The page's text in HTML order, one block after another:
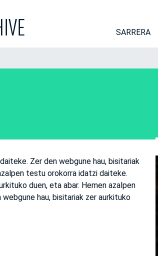
SARRERA
Zer den webgune hau, bisitariak
testu orokorra idatzi daiteke.
duen, eta abar. Hemen azalpen
hau, bisitariak zer aurkituko